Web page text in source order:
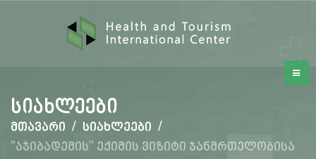
სიახლეები
მთავარი / სიახლეები /
"აჯიბადემის" ექიმის ვიზიტი ჯანმრთელობისა